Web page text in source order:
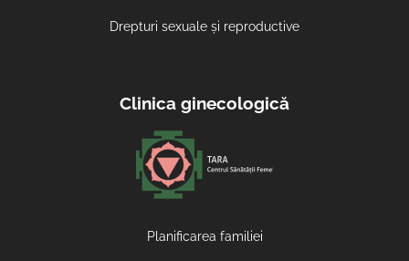
Drepturi sexuale și reproductive
Clinica ginecologică
Planificarea familiei